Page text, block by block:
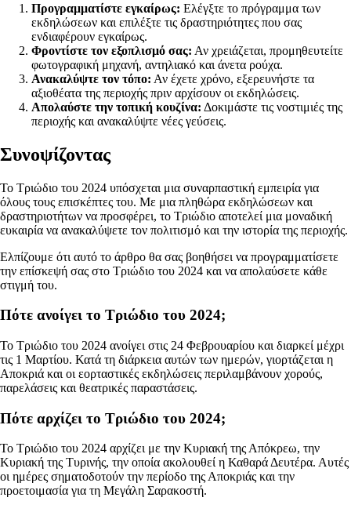
Προγραμματίστε εγκαίρως: Ελέγξτε το πρόγραμμα των
εκδηλώσεων και επιλέξτε τις δραστηριότητες που σας
ενδιαφέρουν εγκαίρως.
Φροντίστε τον εξοπλισμό σας: Αν χρειάζεται, προμηθευτείτε
φωτογραφική μηχανή, αντηλιακό και άνετα ρούχα.
Ανακαλύψτε τον τόπο: Αν έχετε χρόνο, εξερευνήστε τα
αξιοθέατα της περιοχής πριν αρχίσουν οι εκδηλώσεις.
Απολαύστε την τοπική κουζίνα: Δοκιμάστε τις νοστιμιές της
περιοχής και ανακαλύψτε νέες γεύσεις.
Συνοψίζοντας
Το Τριώδιο του 2024 υπόσχεται μια συναρπαστική εμπειρία για
όλους τους επισκέπτες του. Με μια πληθώρα εκδηλώσεων και
δραστηριοτήτων να προσφέρει, το Τριώδιο αποτελεί μια μοναδική
ευκαιρία να ανακαλύψετε τον πολιτισμό και την ιστορία της περιοχής.
Ελπίζουμε ότι αυτό το άρθρο θα σας βοηθήσει να προγραμματίσετε
την επίσκεψή σας στο Τριώδιο του 2024 και να απολαύσετε κάθε
στιγμή του.
Πότε ανοίγει το Τριώδιο του 2024;
Το Τριώδιο του 2024 ανοίγει στις 24 Φεβρουαρίου και διαρκεί μέχρι
τις 1 Μαρτίου. Κατά τη διάρκεια αυτών των ημερών, γιορτάζεται η
Αποκριά και οι εορταστικές εκδηλώσεις περιλαμβάνουν χορούς,
παρελάσεις και θεατρικές παραστάσεις.
Πότε αρχίζει το Τριώδιο του 2024;
Το Τριώδιο του 2024 αρχίζει με την Κυριακή της Απόκρεω, την
Κυριακή της Τυρινής, την οποία ακολουθεί η Καθαρά Δευτέρα. Αυτές
οι ημέρες σηματοδοτούν την περίοδο της Αποκριάς και την
προετοιμασία για τη Μεγάλη Σαρακοστή.